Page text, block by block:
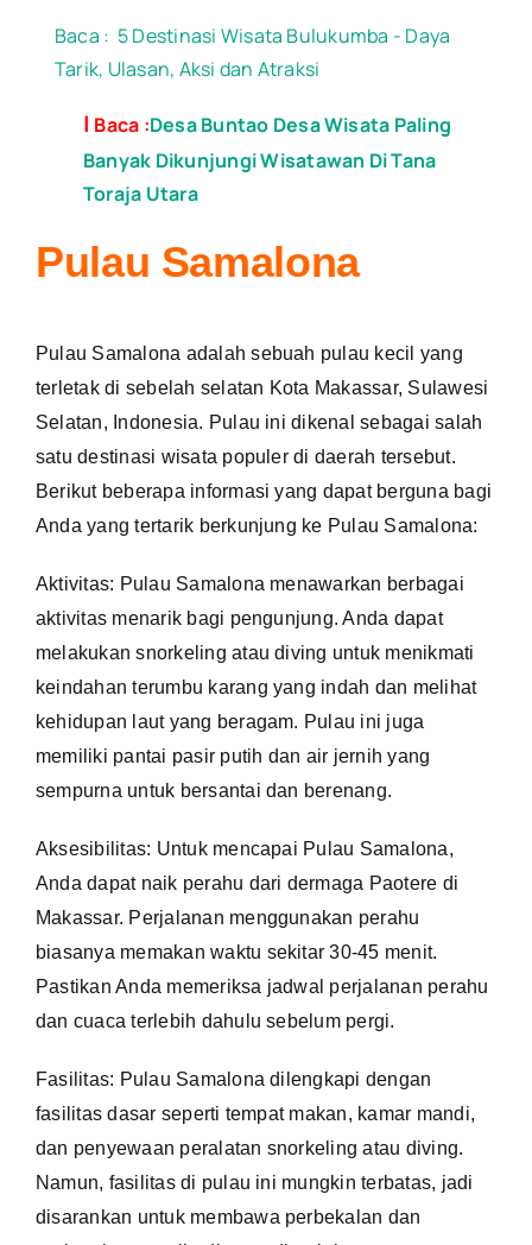
Baca : 5 Destinasi Wisata Bulukumba - Daya
Tarik, Ulasan, Aksi dan Atraksi
| Baca :Desa Buntao Desa Wisata Paling
Banyak Dikunjungi Wisatawan Di Tana
Toraja Utara
Pulau Samalona
Pulau Samalona adalah sebuah pulau kecil yang
terletak di sebelah selatan Kota Makassar, Sulawesi
Selatan, Indonesia. Pulau ini dikenal sebagai salah
satu destinasi wisata populer di daerah tersebut.
Berikut beberapa informasi yang dapat berguna bagi
Anda yang tertarik berkunjung ke Pulau Samalona:
Aktivitas: Pulau Samalona menawarkan berbagai
aktivitas menarik bagi pengunjung. Anda dapat
melakukan snorkeling atau diving untuk menikmati
keindahan terumbu karang yang indah dan melihat
kehidupan laut yang beragam. Pulau ini juga
memiliki pantai pasir putih dan air jernih yang
sempurna untuk bersantai dan berenang.
Aksesibilitas: Untuk mencapai Pulau Samalona,
Anda dapat naik perahu dari dermaga Paotere di
Makassar. Perjalanan menggunakan perahu
biasanya memakan waktu sekitar 30-45 menit.
Pastikan Anda memeriksa jadwal perjalanan perahu
dan cuaca terlebih dahulu sebelum pergi.
Fasilitas: Pulau Samalona dilengkapi dengan
fasilitas dasar seperti tempat makan, kamar mandi,
dan penyewaan peralatan snorkeling atau diving.
Namun, fasilitas di pulau ini mungkin terbatas, jadi
disarankan untuk membawa perbekalan dan